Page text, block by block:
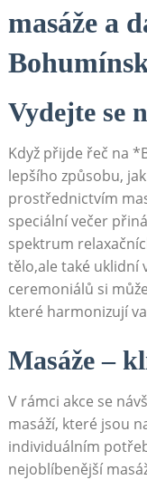
masáže a
Vydejte‌ se
Když přijde‌ řeč⁣ na
lepšího‍ způsobu,
prostřednictvím​
speciální večer⁣
spektrum
tělo,ale také ⁣uklidní
ceremoniálů si
které harmonizují
Masáže –
V rámci akce se
masáží, které jsou
individuálním
nejoblíbenější